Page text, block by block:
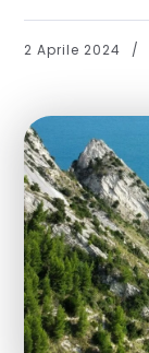
2 Aprile 2024